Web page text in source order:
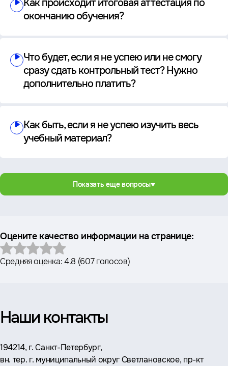
Как происходит итоговая аттестация по
окончанию обучения?
Что будет, если я не успею или не смогу
сразу сдать контрольный тест? Нужно
дополнительно платить?
Как быть, если я не успею изучить весь
учебный материал?
Показать еще вопросы
Оцените качество информации на странице:
Средняя оценка:4.8 (607 голосов)
Наши контакты
Адрес:
194214, г. Санкт-Петербург,
вн. тер. г. муниципальный округ Светлановское, пр-кт